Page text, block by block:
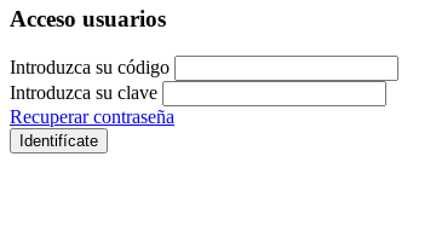
Acceso usuarios
Introduzca su código
Introduzca su clave
Recuperar contraseña
Identifícate